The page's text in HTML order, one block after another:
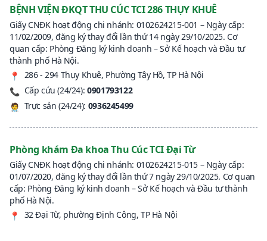
BỆNH VIỆN ĐKQT THU CÚC TCI 286 THỤY KHUÊ
Giấy CNĐK hoạt động chi nhánh: 0102624215-001 – Ngày cấp:
11/02/2009, đăng ký thay đổi lần thứ 14 ngày 29/10/2025. Cơ
quan cấp: Phòng Đăng ký kinh doanh – Sở Kế hoạch và Đầu tư
thành phố Hà Nội.
📍
286 - 294 Thụy Khuê, Phường Tây Hồ, TP Hà Nội
📞 Cấp cứu (24/24): 0901793122
🧑‍⚕️ Trực sản (24/24): 0936245499
Phòng khám Đa khoa Thu Cúc TCI Đại Từ
Giấy CNĐK hoạt động chi nhánh: 0102624215-015 – Ngày cấp:
01/07/2020, đăng ký thay đổi lần thứ 7 ngày 29/10/2025. Cơ quan
cấp: Phòng Đăng ký kinh doanh – Sở Kế hoạch và Đầu tư thành
phố Hà Nội.
📍
32 Đại Từ, phường Định Công, TP Hà Nội